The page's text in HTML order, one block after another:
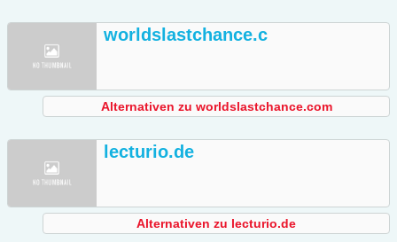
worldslastchance.c
Alternativen zu worldslastchance.com
lecturio.de
Alternativen zu lecturio.de